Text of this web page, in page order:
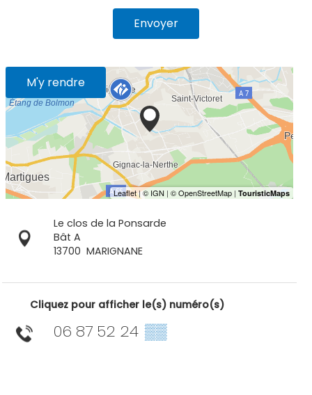
Envoyer
M'y rendre
Le clos de la Ponsarde
Bât A
13700 MARIGNANE
Cliquez pour afficher le(s) numéro(s)
06 87 52 24 ▒▒